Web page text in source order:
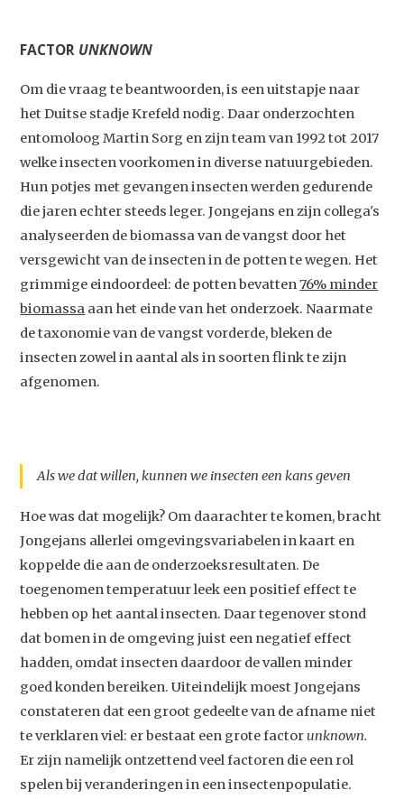
FACTOR UNKNOWN
Om die vraag te beantwoorden, is een uitstapje naar
het Duitse stadje Krefeld nodig. Daar onderzochten
entomoloog Martin Sorg en zijn team van 1992 tot 2017
welke insecten voorkomen in diverse natuurgebieden.
Hun potjes met gevangen insecten werden gedurende
die jaren echter steeds leger. Jongejans en zijn collega's
analyseerden de biomassa van de vangst door het
versgewicht van de insecten in de potten te wegen. Het
grimmige eindoordeel: de potten bevatten76% minder
biomassa aan het einde van het onderzoek. Naarmate
de taxonomie van de vangst vorderde, bleken de
insecten zowel in aantal als in soorten flink te zijn
afgenomen.
Als we dat willen, kunnen we insecten een kans geven
Hoe was dat mogelijk? Om daarachter te komen, bracht
Jongejans allerlei omgevingsvariabelen in kaart en
koppelde die aan de onderzoeksresultaten. De
toegenomen temperatuur leek een positief effect te
hebben op het aantal insecten. Daar tegenover stond
dat bomen in de omgeving juist een negatief effect
hadden, omdat insecten daardoor de vallen minder
goed konden bereiken. Uiteindelijk moest Jongejans
constateren dat een groot gedeelte van de afname niet
te verklaren viel: er bestaat een grote factor unknown.
Er zijn namelijk ontzettend veel factoren die een rol
spelen bij veranderingen in een insectenpopulatie.